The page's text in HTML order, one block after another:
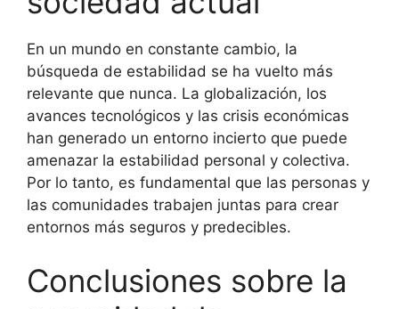
En un mundo en constante cambio, la
búsqueda de estabilidad se ha vuelto más
relevante que nunca. La globalización, los
avances tecnológicos y las crisis económicas
han generado un entorno incierto que puede
amenazar la estabilidad personal y colectiva.
Por lo tanto, es fundamental que las personas y
las comunidades trabajen juntas para crear
entornos más seguros y predecibles.
Conclusiones sobre la